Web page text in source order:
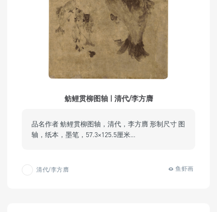
鲂鲤贯柳图轴 | 清代/李方膺
品名作者 鲂鲤贯柳图轴，清代，李方膺 形制尺寸 图
轴，纸本，墨笔，57.3×125.5厘米…
清代/李方膺 鱼虾画